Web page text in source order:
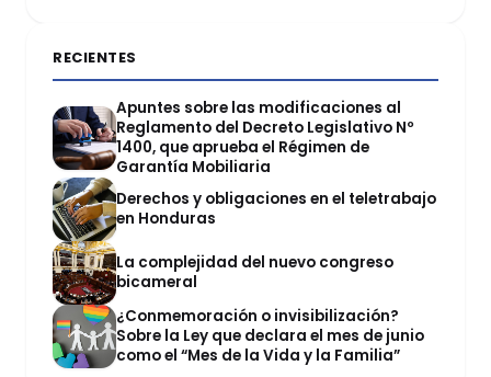
RECIENTES
Apuntes sobre las modificaciones al
Reglamento del Decreto Legislativo Nº
1400, que aprueba el Régimen de
Garantía Mobiliaria
Derechos y obligaciones en el teletrabajo
en Honduras
La complejidad del nuevo congreso
bicameral
¿Conmemoración o invisibilización?
Sobre la Ley que declara el mes de junio
como el “Mes de la Vida y la Familia”